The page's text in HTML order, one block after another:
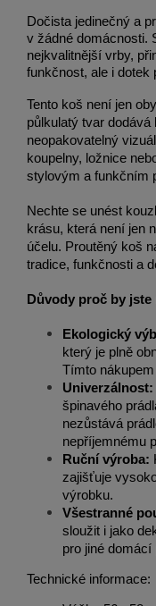
Dočista jedinečný a
v žádné domácnosti.
nejkvalitnější vrby,
funkčnost, ale i dotek
Tento koš není jen
půlkulatý tvar
neopakovatelný
koupelny, ložnice
stylovým a funkčním
Nechte se unést
krásu, která není jen
účelu. Proutěný koš
tradice, funkčnosti a
Důvody proč by
Ekologický
který je plně
Tímto
Univerzálnost:
špinavého
nezůstává
nepříjemnému
Ruční výroba:
zajišťuje
výrobku.
Všestranné
sloužit i jako
pro jiné domácí
Technické informace: